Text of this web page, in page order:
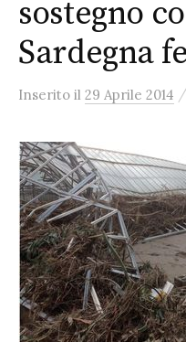
sostegno
Sardegna
Inserito il 29 Aprile 2014 /